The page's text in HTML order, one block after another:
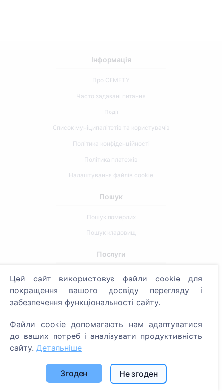
Інформація
Про CEMETY
Часто задавані питання
Події
Список муніципалітетів та користувачів
Політика конфіденційності
Політика платежів
Налаштування файлів cookie
Пошук
Пошук померлих
Пошук кладовищ
Послуги
Контакти
SIA "CEMETY", LV40103618951
info@cemety.lv
Ми працюємо по всій країні!
Цей сайт використовує файли cookie для
покращення вашого досвіду перегляду і
забезпечення функціональності сайту.
Файли cookie допомагають нам адаптуватися
до ваших потреб і аналізувати продуктивність
сайту. Детальніше
Згоден Не згоден